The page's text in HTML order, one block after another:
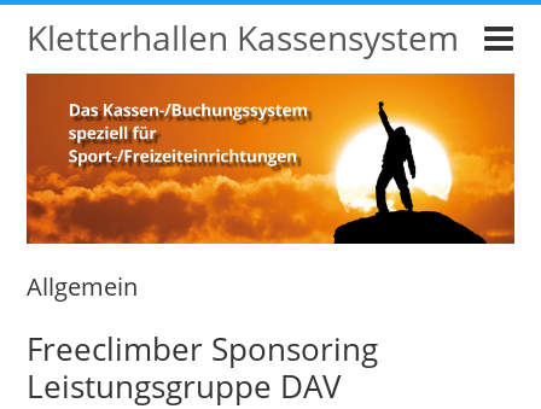
Kletterhallen Kassensystem
Allgemein
Freeclimber Sponsoring
Leistungsgruppe DAV